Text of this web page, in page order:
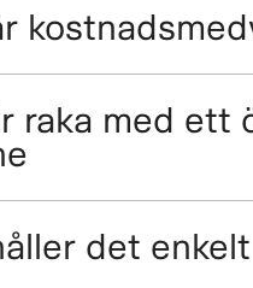
raka med ett
det enkelt